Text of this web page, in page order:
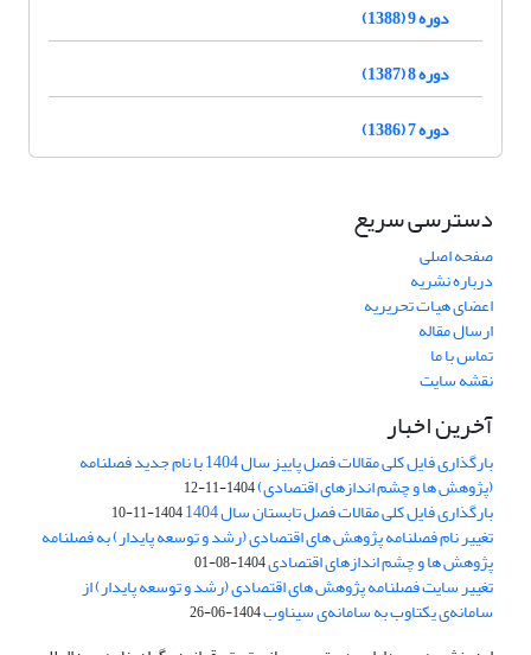
دوره 9 (1388)
دوره 8 (1387)
دوره 7 (1386)
دسترسی سریع
صفحه اصلی
درباره نشریه
اعضای هیات تحریریه
ارسال مقاله
تماس با ما
نقشه سایت
آخرین اخبار
بارگذاری فایل کلی مقالات فصل پاییز سال 1404 با نام جدید فصلنامه
(پژوهش ها و چشم اندازهای اقتصادی)1404-11-12
بارگذاری فایل کلی مقالات فصل تابستان سال 1404 1404-11-10
تغییر نام فصلنامه پژوهش های اقتصادی (رشد و توسعه پایدار) به فصلنامه
پژوهش ها و چشم اندازهای اقتصادی1404-08-01
تغییر سایت فصلنامه پژوهش های اقتصادی (رشد و توسعه پایدار) از
سامانه‌ی یکتاوب به سامانه‌ی سیناوب1404-06-26